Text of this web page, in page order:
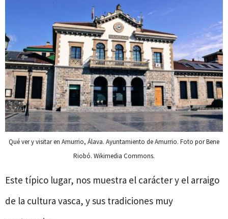
Qué ver y visitar en Amurrio, Álava. Ayuntamiento de Amurrio. Foto por Bene
Riobó. Wikimedia Commons.
Este típico lugar, nos muestra el carácter y el arraigo
de la cultura vasca, y sus tradiciones muy